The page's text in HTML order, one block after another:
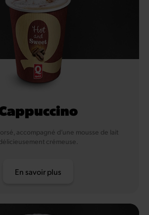
accompagné d’une mousse de lait
crémeuse.
En savoir plus